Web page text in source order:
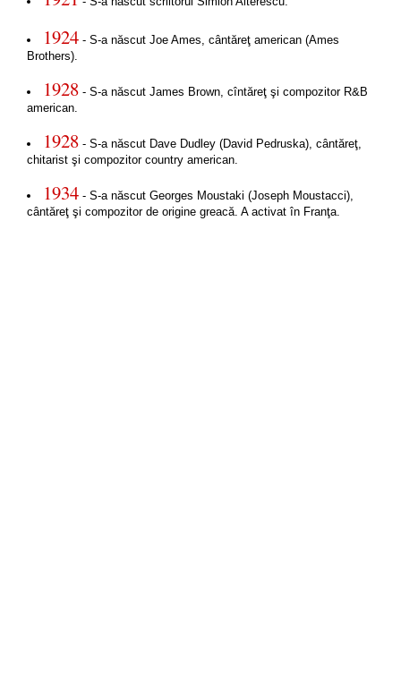
1924- S-a născut Joe Ames, cântăreţ american (Ames
Brothers).
1928- S-a născut James Brown, cîntăreţ şi compozitor R&B
american.
1928- S-a născut Dave Dudley (David Pedruska), cântăreţ,
chitarist şi compozitor country american.
1934- S-a născut Georges Moustaki (Joseph Moustacci),
cântăreţ şi compozitor de origine greacă. A activat în Franţa.